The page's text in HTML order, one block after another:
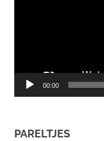
00:00
PARELTJES